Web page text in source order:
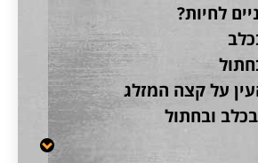
לחיות?
על קצה המזלג
ובחתול